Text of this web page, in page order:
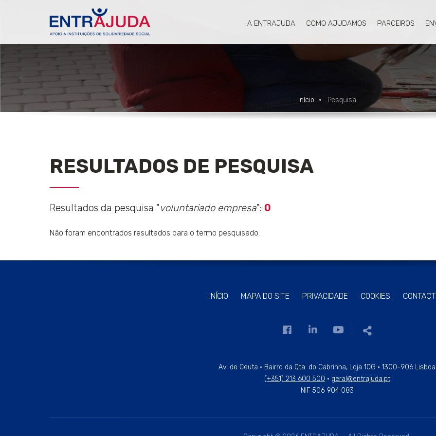
A ENTRAJUDA COMO AJUDAMOS PARCEIROS
Início Pesquisa
RESULTADOS DE PESQUISA
Resultados da pesquisa "voluntariado empresa": 0
Não foram encontrados resultados para o termo pesquisado.
INÍCIO MAPA DO SITE PRIVACIDADE COOKIES
Link
página
de
Facebook
Link
página
de
Linkedin
Link
página
de
Youtube
Av. de Ceuta · Bairro da Qta. do Cabrinha, Loja 10G · 1300-906 Lisboa
(+351) 213 600 500 · geral@entrajuda.pt
NIF 506 904 083